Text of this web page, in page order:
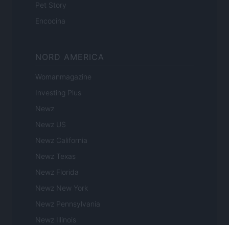
Pet Story
Encocina
NORD AMERICA
Womanmagazine
Investing Plus
Newz
Newz US
Newz California
Newz Texas
Newz Florida
Newz New York
Newz Pennsylvania
Newz Illinois